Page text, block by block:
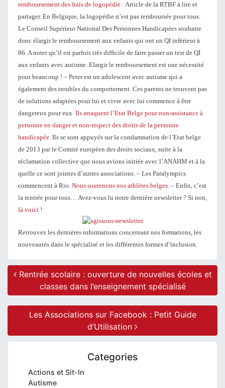
remboursement des frais de logopédie : Article de la RTBF à lire et
partager. En Belgique, la logopédie n’est pas remboursée pour tous.
Le Conseil Supérieur National Des Personnes Handicapées souhaite
donc élargir le remboursement aux enfants qui ont un QI inférieur à
86. A noter qu’il est parfois très difficile de faire passer un test de QI
aux enfants avec autisme. Elargir le remboursement est une nécessité
pour beaucoup ! – Peter est un adolescent avec autisme qui a
également des troubles du comportement. Ces parents ne trouvent pas
de solutions adaptées pour lui et vivre avec lui commence à être
dangereux pour eux. Ils attaquent l’Etat Belge pour non-assistance à
personne en danger et non-respect des droits de la personne
handicapée. Ils se sont appuyés sur la condamnation de l’Etat belge
de 2013 par le Comité européen des droits sociaux, suite à la
réclamation collective que nous avions initiée avec l’ANAHM et à la
quelle ce sont jointes d’autres associations. – Les Paralympics
commencent à Rio. Nous soutenons nos athlètes belges. – Enfin, c’est
la rentrée pour tous… Avez-vous lu notre dernière newsletter ? Si non,
là voici !
Retrouvez les dernières informations concernant nos formations, les
nouveautés dans le spécialisé et les différentes formes d’inclusion.
Post navigation
Rentrée scolaire : ouverture de nouvelles écoles et
classes dans l’enseignement spécialisé
Les Associations sur Facebook : Petit Guide
d’Utilisation
Categories
Actions et Sit-In
Autisme